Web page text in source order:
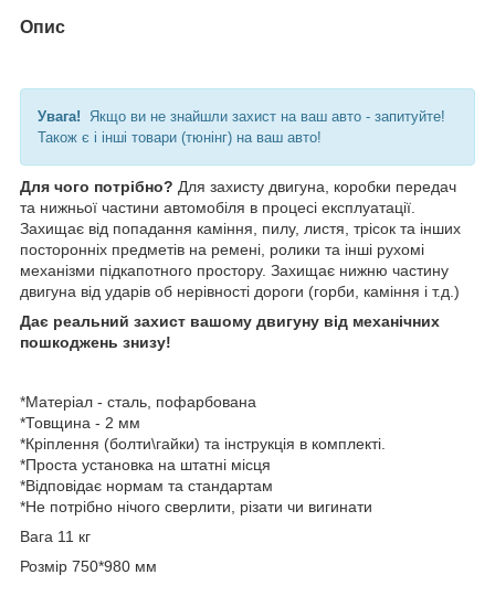
Опис
Увага! Якщо ви не знайшли захист на ваш авто - запитуйте!
Також є і інші товари (тюнінг) на ваш авто!
Для чого потрібно? Для захисту двигуна, коробки передач
та нижньої частини автомобіля в процесі експлуатації.
Захищає від попадання каміння, пилу, листя, трісок та інших
посторонніх предметів на ремені, ролики та інші рухомі
механізми підкапотного простору. Захищає нижню частину
двигуна від ударів об нерівності дороги (горби, каміння і т.д.)
Дає реальний захист вашому двигуну від механічних
пошкоджень знизу!
*Матеріал - сталь, пофарбована
*Товщина - 2 мм
*Кріплення (болти\гайки) та інструкція в комплекті.
*Проста установка на штатні місця
*Відповідає нормам та стандартам
*Не потрібно нічого сверлити, різати чи вигинати
Вага 11 кг
Розмір 750*980 мм